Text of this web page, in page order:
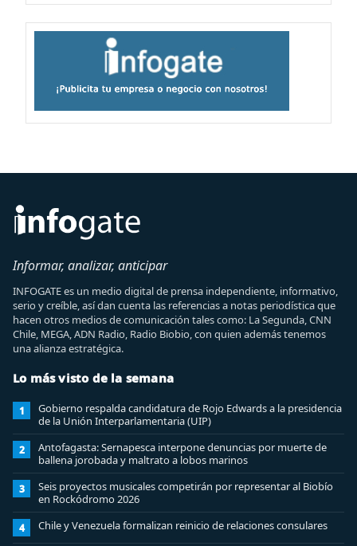
Informar, analizar, anticipar
INFOGATE es un medio digital de prensa independiente, informativo,
serio y creíble, así dan cuenta las referencias a notas periodística que
hacen otros medios de comunicación tales como: La Segunda, CNN
Chile, MEGA, ADN Radio, Radio Biobio, con quien además tenemos
una alianza estratégica.
Lo más visto de la semana
1
Gobierno respalda candidatura de Rojo Edwards a la presidencia
de la Unión Interparlamentaria (UIP)
2
Antofagasta: Sernapesca interpone denuncias por muerte de
ballena jorobada y maltrato a lobos marinos
3
Seis proyectos musicales competirán por representar al Biobío
en Rockódromo 2026
4 Chile y Venezuela formalizan reinicio de relaciones consulares